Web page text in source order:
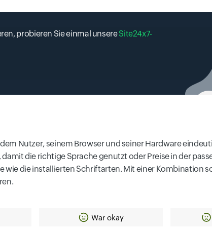
probieren Sie einmal unsereSite24x7-
Nutzer, seinem Browser und seiner Hardware
die richtige Sprache genutzt oder Preise in der
die installierten Schriftarten. Mit einer Kombination
War okay